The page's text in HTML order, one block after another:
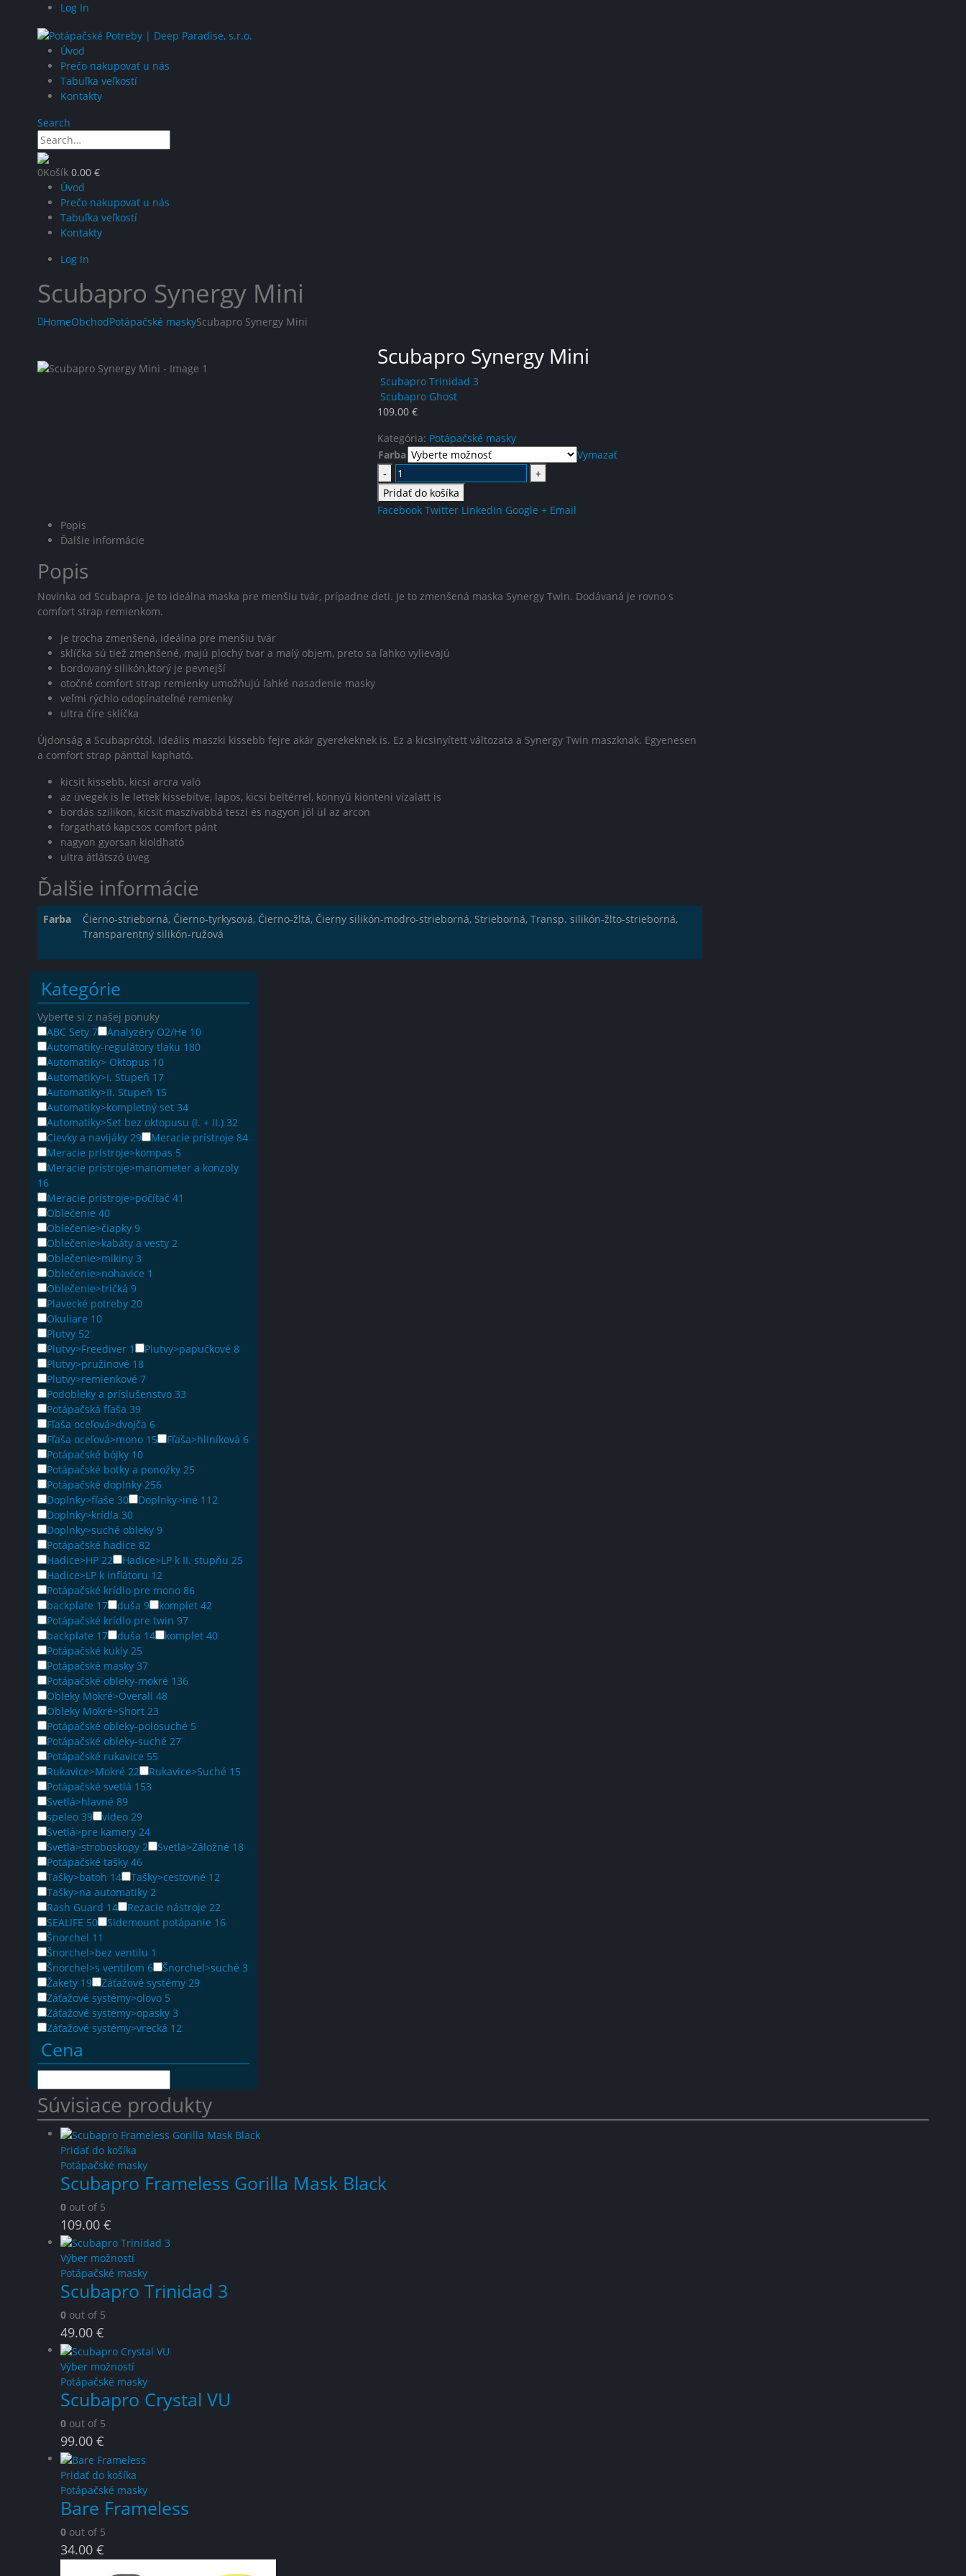
Log In
Úvod
Prečo nakupovať u nás
Tabuľka veľkostí
Kontakty
Search
0Košík 0.00 €
Úvod
Prečo nakupovať u nás
Tabuľka veľkostí
Kontakty
Log In
Scubapro Synergy Mini
HomeObchodPotápačské maskyScubapro Synergy Mini
Scubapro Synergy Mini
Scubapro Trinidad 3
Scubapro Ghost
109.00 €
Kategória: Potápačské masky
Farba
Vymazať
-
+
Pridať do košíka
Facebook Twitter LinkedIn Google + Email
Popis
Ďalšie informácie
Popis
Novinka od Scubapra. Je to ideálna maska pre menšiu tvár, prípadne deti. Je to zmenšená maska Synergy Twin. Dodávaná je rovno s
comfort strap remienkom.
je trocha zmenšená, ideálna pre menšiu tvár
sklíčka sú tiež zmenšené, majú plochý tvar a malý objem, preto sa ľahko vylievajú
bordovaný silikón,ktorý je pevnejší
otočné comfort strap remienky umožňujú ľahké nasadenie masky
veľmi rýchlo odopínateľné remienky
ultra číre sklíčka
Újdonság a Scubaprótól. Ideális maszki kissebb fejre akár gyerekeknek is. Ez a kicsinyített változata a Synergy Twin maszknak. Egyenesen
a comfort strap pánttal kapható.
kicsit kissebb, kicsi arcra való
az üvegek is le lettek kissebítve, lapos, kicsi beltérrel, könnyű kiönteni vízalatt is
bordás szilikon, kicsit maszívabbá teszi és nagyon jól ül az arcon
forgatható kapcsos comfort pánt
nagyon gyorsan kioldható
ultra átlátszó üveg
Ďalšie informácie
Farba
Čierno-strieborná, Čierno-tyrkysová, Čierno-žltá, Čierny silikón-modro-strieborná, Strieborná, Transp. silikón-žlto-strieborná,
Transparentný silikón-ružová
Kategórie
Vyberte si z našej ponuky
ABC Sety 7 Analyzéry O2/He 10
Automatiky-regulátory tlaku 180
Automatiky> Oktopus 10
Automatiky>I. Stupeň 17
Automatiky>II. Stupeň 15
Automatiky>kompletný set 34
Automatiky>Set bez oktopusu (I. + II.) 32
Cievky a navijáky 29 Meracie prístroje 84
Meracie prístroje>kompas 5
Meracie prístroje>manometer a konzoly
16
Meracie prístroje>počítač 41
Oblečenie 40
Oblečenie>čiapky 9
Oblečenie>kabáty a vesty 2
Oblečenie>mikiny 3
Oblečenie>nohavice 1
Oblečenie>tričká 9
Plavecké potreby 20
Okuliare 10
Plutvy 52
Plutvy>Freediver 1 Plutvy>papučkové 8
Plutvy>pružinové 18
Plutvy>remienkové 7
Podobleky a príslušenstvo 33
Potápačská fľaša 39
Fľaša oceľová>dvojča 6
Fľaša oceľová>mono 15 Fľaša>hliníková 6
Potápačské bójky 10
Potápačské botky a ponožky 25
Potápačské doplnky 256
Doplnky>fľaše 30 Doplnky>iné 112
Doplnky>krídla 30
Doplnky>suché obleky 9
Potápačské hadice 82
Hadice>HP 22 Hadice>LP k II. stupňu 25
Hadice>LP k inflátoru 12
Potápačské krídlo pre mono 86
backplate 17 duša 9 komplet 42
Potápačské krídlo pre twin 97
backplate 17 duša 14 komplet 40
Potápačské kukly 25
Potápačské masky 37
Potápačské obleky-mokré 136
Obleky Mokré>Overall 48
Obleky Mokré>Short 23
Potápačské obleky-polosuché 5
Potápačské obleky-suché 27
Potápačské rukavice 55
Rukavice>Mokré 22 Rukavice>Suché 15
Potápačské svetlá 153
Svetlá>hlavné 89
speleo 39 video 29
Svetlá>pre kamery 24
Svetlá>stroboskopy 2 Svetlá>Záložné 18
Potápačské tašky 46
Tašky>batoh 14 Tašky>cestovné 12
Tašky>na automatiky 2
Rash Guard 14 Rezacie nástroje 22
SEALIFE 50 Sidemount potápanie 16
Šnorchel 11
Šnorchel>bez ventilu 1
Šnorchel>s ventilom 6 Šnorchel>suché 3
Žakety 19 Záťažové systémy 29
Záťažové systémy>olovo 5
Záťažové systémy>opasky 3
Záťažové systémy>vrecká 12
Cena
Súvisiace produkty
Pridať do košíka
Potápačské masky
Scubapro Frameless Gorilla Mask Black
0 out of 5
109.00 €
Výber možnostíThis
product
has
options
may
be
chosen
on
Potápačské masky
Scubapro Trinidad 3
0 out of 5
49.00 €
Výber možnostíThis
product
has
multiple
options
may
be
chosen
on
page
Potápačské masky
Scubapro Crystal VU
0 out of 5
99.00 €
Pridať do košíka
Potápačské masky
Bare Frameless
0 out of 5
34.00 €